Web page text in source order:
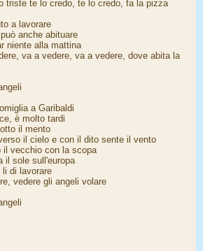
triste te lo credo, te lo credo, fa la pizza
a lavorare
anche abituare
niente alla mattina
va a vedere, va a vedere, dove abita la
a Garibaldi
è molto tardi
il mento
il cielo e con il dito sente il vento
il vecchio con la scopa
il sole sull'europa
di lavorare
vedere gli angeli volare